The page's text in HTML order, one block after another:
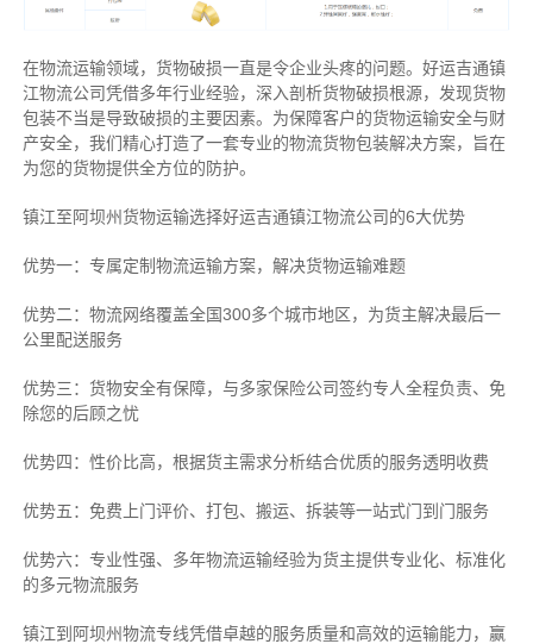
在物流运输领域，货物破损一直是令企业头疼的问题。好运吉通镇
江物流公司凭借多年行业经验，深入剖析货物破损根源，发现货物
包装不当是导致破损的主要因素。为保障客户的货物运输安全与财
产安全，我们精心打造了一套专业的物流货物包装解决方案，旨在
为您的货物提供全方位的防护。
镇江至阿坝州货物运输选择好运吉通镇江物流公司的6大优势
优势一：专属定制物流运输方案，解决货物运输难题
优势二：物流网络覆盖全国300多个城市地区，为货主解决最后一
公里配送服务
优势三：货物安全有保障，与多家保险公司签约专人全程负责、免
除您的后顾之忧
优势四：性价比高，根据货主需求分析结合优质的服务透明收费
优势五：免费上门评价、打包、搬运、拆装等一站式门到门服务
优势六：专业性强、多年物流运输经验为货主提供专业化、标准化
的多元物流服务
镇江到阿坝州物流专线凭借卓越的服务质量和高效的运输能力，赢